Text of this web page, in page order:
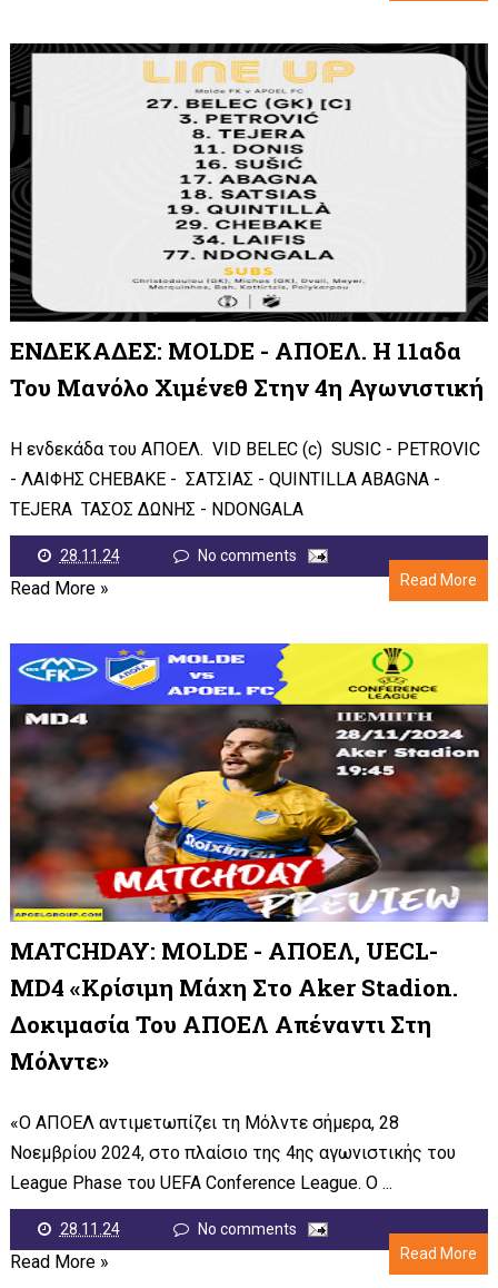
ΕΝΔΕΚΑΔΕΣ: MOLDE - ΑΠΟΕΛ. Η 11αδα
Του Μανόλο Χιμένεθ Στην 4η Αγωνιστική
Η ενδεκάδα του ΑΠΟΕΛ. VID BELEC (c) SUSIC - PETROVIC
- ΛΑΙΦΗΣ CHEBAKE - ΣΑΤΣΙΑΣ - QUINTILLA ABAGNA -
TEJERA ΤΑΣΟΣ ΔΩΝΗΣ - NDONGALA
28.11.24
No comments
Read More
Read More »
MATCHDAY: MOLDE - ΑΠΟΕΛ, UECL-
MD4 «Κρίσιμη Μάχη Στο Aker Stadion.
Δοκιμασία Του ΑΠΟΕΛ Απέναντι Στη
Μόλντε»
«Ο ΑΠΟΕΛ αντιμετωπίζει τη Μόλντε σήμερα, 28
Νοεμβρίου 2024, στο πλαίσιο της 4ης αγωνιστικής του
League Phase του UEFA Conference League. Ο ...
28.11.24
No comments
Read More
Read More »